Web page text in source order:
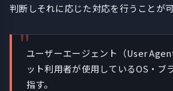
判断しそれに応じた対応を行うことが可
ユーザーエージェント（User
ット利用者が使用しているOS・ブ
指す。